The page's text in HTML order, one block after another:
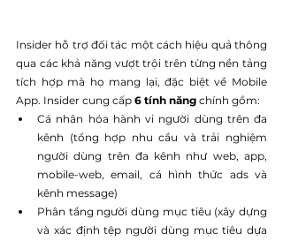
Insider hỗ trợ đối tác một cách hiệu quả thông
qua các khả năng vượt trội trên từng nền tảng
tích hợp mà họ mang lại, đặc biệt về Mobile
App. Insider cung cấp 6 tính năng chính gồm:
Cá nhân hóa hành vi người dùng trên đa
kênh (tổng hợp nhu cầu và trải nghiệm
người dùng trên đa kênh như web, app,
mobile-web, email, cá hình thức ads và
kênh message)
Phân tầng người dùng mục tiêu (xây dựng
và xác định tệp người dùng mục tiêu dựa